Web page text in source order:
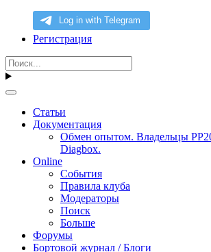
Регистрация
Статьи
Документация
Обмен опытом. Владельцы
Diagbox.
Online
События
Правила клуба
Модераторы
Поиск
Больше
Форумы
Бортовой журнал / Блоги